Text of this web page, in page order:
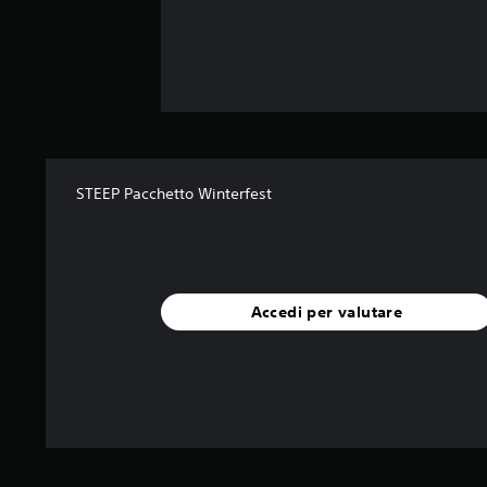
STEEP Pacchetto Winterfest
Accedi per valutare